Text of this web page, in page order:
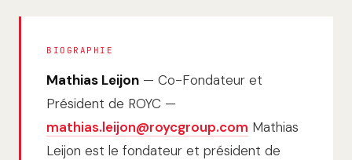
BIOGRAPHIE
Mathias Leijon — Co-Fondateur et
Président de ROYC —
mathias.leijon@roycgroup.com Mathias
Leijon est le fondateur et président de